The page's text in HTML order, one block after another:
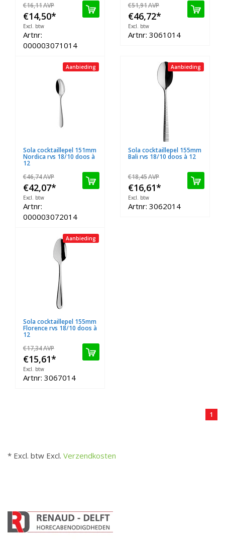
€16,11AVP
€14,50*
Excl. btw
Artnr:
000003071014
€51,91AVP
€46,72*
Excl. btw
Artnr: 3061014
Aanbieding
Sola cocktaillepel 151mm
Nordica rvs 18/10 doos à
12
€46,74AVP
€42,07*
Excl. btw
Artnr:
000003072014
Aanbieding
Sola cocktaillepel 155mm
Bali rvs 18/10 doos à 12
€18,45AVP
€16,61*
Excl. btw
Artnr: 3062014
Aanbieding
Sola cocktaillepel 155mm
Florence rvs 18/10 doos à
12
€17,34AVP
€15,61*
Excl. btw
Artnr: 3067014
1
* Excl. btw Excl. Verzendkosten